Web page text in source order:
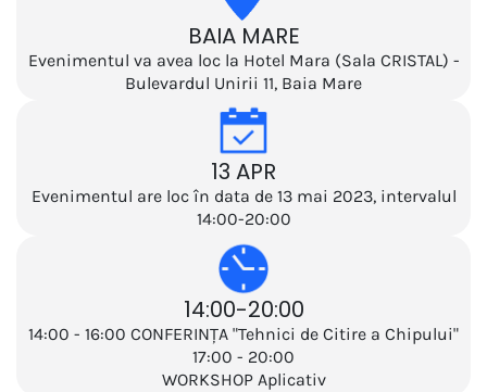
BAIA MARE
Evenimentul va avea loc la Hotel Mara (Sala CRISTAL) -
Bulevardul Unirii 11, Baia Mare
13 APR
Evenimentul are loc în data de 13 mai 2023, intervalul
14:00-20:00
14:00-20:00
14:00 - 16:00 CONFERINȚA "Tehnici de Citire a Chipului"
17:00 - 20:00
WORKSHOP Aplicativ